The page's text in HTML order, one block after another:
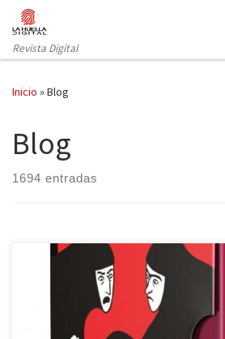
Saltar al contenido
Revista Digital
Inicio »Blog
Blog
1694 entradas
Reservoir Books nos trae una nueva
Marjane Satrapi por el veinticinco